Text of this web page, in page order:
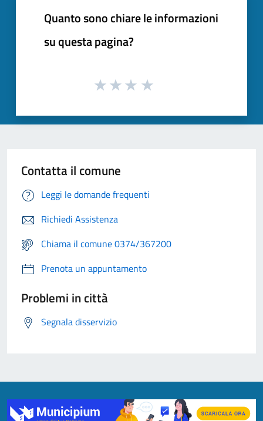
Quanto sono chiare le informazioni
su questa pagina?
Contatta il comune
Leggi le domande frequenti
Richiedi Assistenza
Chiama il comune 0374/367200
Prenota un appuntamento
Problemi in città
Segnala disservizio